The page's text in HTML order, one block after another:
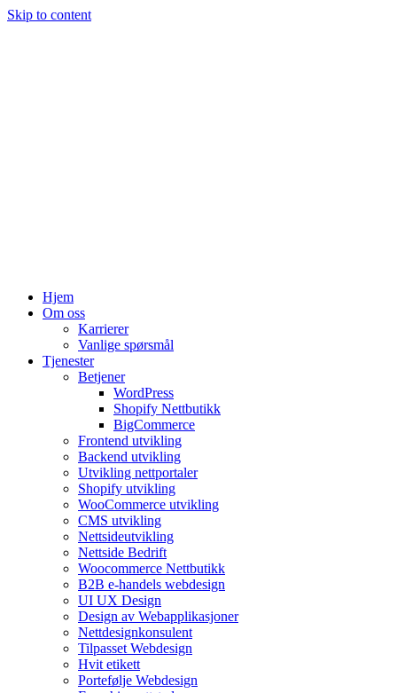
Skip to content
Hjem
Om oss
Karrierer
Vanlige spørsmål
Tjenester
Betjener
WordPress
Shopify Nettbutikk
BigCommerce
Frontend utvikling
Backend utvikling
Utvikling nettportaler
Shopify utvikling
WooCommerce utvikling
CMS utvikling
Nettsideutvikling
Nettside Bedrift
Woocommerce Nettbutikk
B2B e-handels webdesign
UI UX Design
Design av Webapplikasjoner
Nettdesignkonsulent
Tilpasset Webdesign
Hvit etikett
Portefølje Webdesign